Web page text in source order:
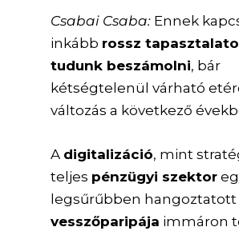
Csabai Csaba: Ennek
inkább rossz
tudunk beszámolni, bár
kétségtelenül várható
változás a következő
A digitalizáció, mint
teljes pénzügyi szektor
legsűrűbben hangoztatott
vesszőparipája immáron